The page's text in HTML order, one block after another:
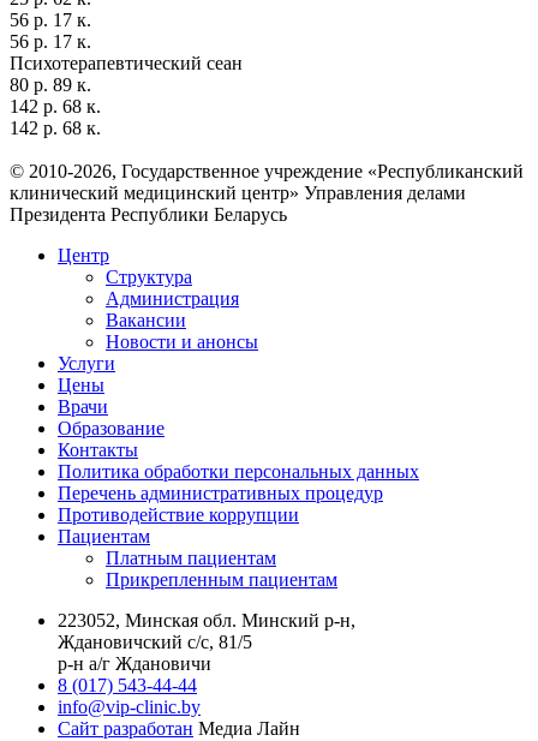
56 р. 17 к.
56 р. 17 к.
Психотерапевтический сеан
80 р. 89 к.
142 р. 68 к.
142 р. 68 к.
© 2010-2026, Государственное учреждение «Республиканский
клинический медицинский центр» Управления делами
Президента Республики Беларусь
Центр
Структура
Администрация
Вакансии
Новости и анонсы
Услуги
Цены
Врачи
Образование
Контакты
Политика обработки персональных данных
Перечень административных процедур
Противодействие коррупции
Пациентам
Платным пациентам
Прикрепленным пациентам
223052, Минская обл. Минский р-н,
Ждановичский с/с, 81/5
р-н а/г Ждановичи
8 (017) 543-44-44
info@vip-clinic.by
Сайт разработан Медиа Лайн